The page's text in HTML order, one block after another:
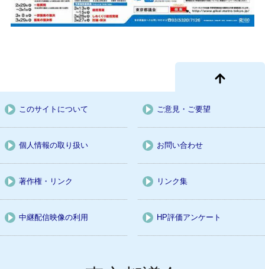
このサイトについて ご意見・ご要望
個人情報の取り扱い お問い合わせ
著作権・リンク リンク集
中継配信映像の利用 HP評価アンケート